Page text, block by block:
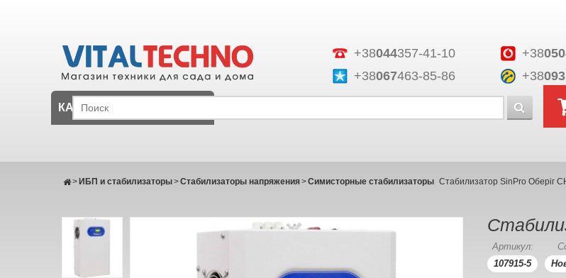
+38044357-41-10 +38050
+38067463-85-86 +38093
КАТАЛОГ
ИБП и стабилизаторы
> Стабилизаторы напряжения
> Симисторные стабилизаторы
> Стабилизатор SinPro Оберіг
Артикул:
107915-5